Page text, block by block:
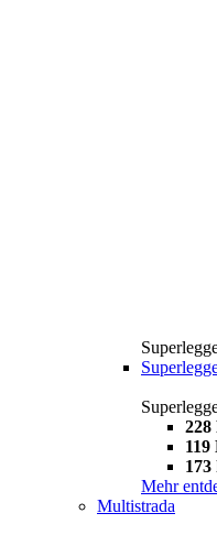
228
119
173
Mehr
Multistrada